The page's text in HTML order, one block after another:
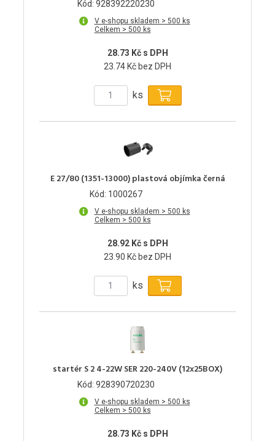
Kód: 928392220230
V e-shopu skladem > 500 ks
Celkem > 500 ks
28.73 Kč s DPH
23.74 Kč bez DPH
ks
E 27/80 (1351-13000) plastová objímka černá
Kód: 1000267
V e-shopu skladem > 500 ks
Celkem > 500 ks
28.92 Kč s DPH
23.90 Kč bez DPH
ks
startér S 2 4-22W SER 220-240V (12x25BOX)
Kód: 928390720230
V e-shopu skladem > 500 ks
Celkem > 500 ks
28.73 Kč s DPH